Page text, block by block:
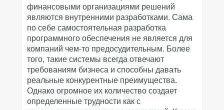
финансовыми организациями решений
являются внутренними разработками. Сама
по себе самостоятельная разработка
программного обеспечения не является для
компаний чем-то предосудительным. Более
того, такие системы всегда отвечают
требованиям бизнеса и способны давать
реальные конкурентные преимущества.
Однако огромное их количество создает
определенные трудности как с